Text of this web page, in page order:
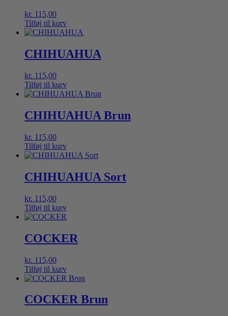
kr. 115,00
Tilføj til kurv
CHIHUAHUA
kr. 115,00
Tilføj til kurv
CHIHUAHUA Brun
kr. 115,00
Tilføj til kurv
CHIHUAHUA Sort
kr. 115,00
Tilføj til kurv
COCKER
kr. 115,00
Tilføj til kurv
COCKER Brun